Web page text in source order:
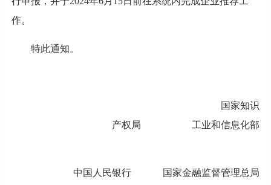
作。
特此通知。
国家知识
产权局 工业和信息化部
中国人民银行 国家金融监督管理总局